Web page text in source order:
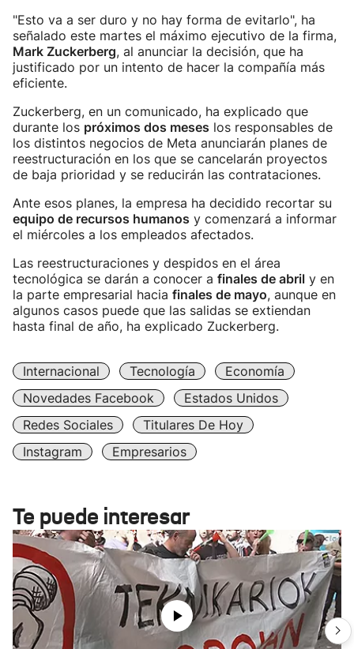
"Esto va a ser duro y no hay forma de evitarlo", ha
señalado este martes el máximo ejecutivo de la firma,
Mark Zuckerberg, al anunciar la decisión, que ha
justificado por un intento de hacer la compañía más
eficiente.
Zuckerberg, en un comunicado, ha explicado que
durante los próximos dos meses los responsables de
los distintos negocios de Meta anunciarán planes de
reestructuración en los que se cancelarán proyectos
de baja prioridad y se reducirán las contrataciones.
Ante esos planes, la empresa ha decidido recortar su
equipo de recursos humanos y comenzará a informar
el miércoles a los empleados afectados.
Las reestructuraciones y despidos en el área
tecnológica se darán a conocer a finales de abril y en
la parte empresarial hacia finales de mayo, aunque en
algunos casos puede que las salidas se extiendan
hasta final de año, ha explicado Zuckerberg.
Internacional Tecnología
Economía
Novedades Facebook
Estados Unidos
Redes Sociales
Titulares De Hoy
Instagram
Empresarios
Te puede interesar